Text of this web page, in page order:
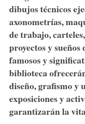
dibujos técnicos
axonometrías,
de trabajo,
proyectos y sueños
famosos y
biblioteca
diseño, grafismo y
exposiciones y
garantizarán la